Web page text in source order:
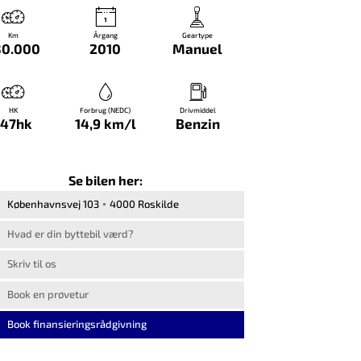
Km Årgang
2010
Geartype
Manuel
HK Forbrug (NEDC)
14,9 km/l
Drivmiddel
Benzin
Se bilen her:
Københavnsvej 103 4000 Roskilde
Hvad er din byttebil værd?
Skriv til os
Book en prøvetur
Book finansieringsrådgivning